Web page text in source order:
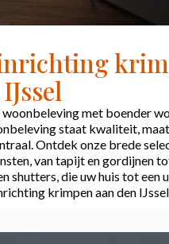
woonbeleving met boender
staat kwaliteit,
Ontdek onze brede
van tapijt en gordijnen
shutters, die uw huis tot een
krimpen aan den